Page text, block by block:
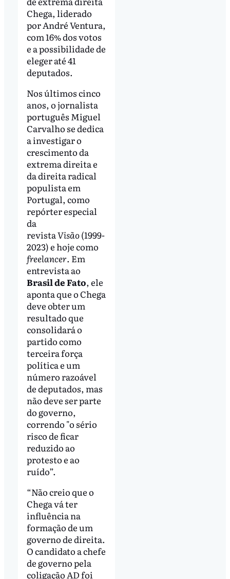
Chega, liderado
por André Ventura,
com 16% dos votos
e a possibilidade de
eleger até 41
deputados.
Nos últimos cinco
anos, o jornalista
português Miguel
Carvalho se dedica
a investigar o
crescimento da
extrema direita e
da direita radical
populista em
Portugal, como
repórter especial
da
revistaVisão(1999-
2023) e hoje como
freelancer. Em
entrevista ao
Brasil de Fato, ele
aponta que o Chega
deve obter um
resultado que
consolidará o
partido como
terceira força
política e um
número razoável
de deputados, mas
não deve ser parte
do governo,
correndo "o sério
risco de ficar
reduzido ao
protesto e ao
ruído”.
“Não creio que o
Chega vá ter
influência na
formação de um
governo de direita.
O candidato a chefe
de governo pela
coligação AD foi